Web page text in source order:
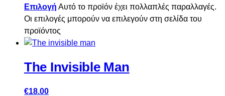
Επιλογή Αυτό το προϊόν έχει πολλαπλές παραλλαγές.
Οι επιλογές μπορούν να επιλεγούν στη σελίδα του
προϊόντος
The Invisible Man
€18.00